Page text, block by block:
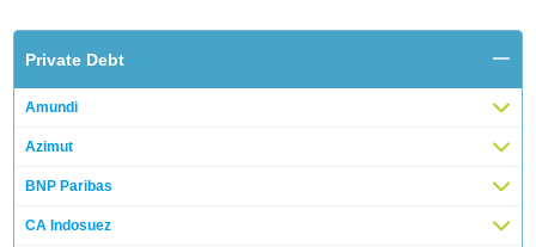
Private Debt
Amundi
Azimut
BNP Paribas
CA Indosuez